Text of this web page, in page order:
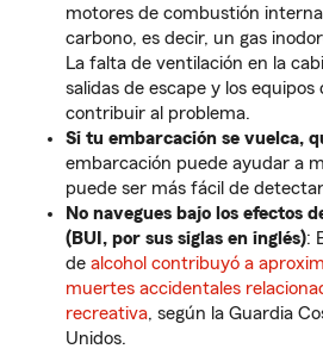
motores de combustión
carbono, es decir, un gas
La falta de ventilación en la
salidas de escape y los
contribuir al problema.
Si tu embarcación se vuelca,
embarcación puede ayudar a
puede ser más fácil de
No navegues bajo los efectos
(BUI, por sus siglas en inglés):
de alcohol contribuyó a
muertes accidentales
recreativa, según la Guardia
Unidos.